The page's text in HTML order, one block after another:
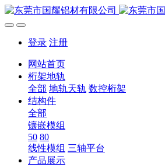
登录 注册
网站首页
桁架地轨
全部 地轨天轨 数控桁架
结构件
全部
镶嵌模组
50 80
线性模组 三轴平台
产品展示